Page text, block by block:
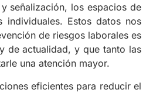
señalización, los espacios de
Estos datos nos
de riesgos laborales es
de actualidad, y que tanto las
una atención mayor.
eficientes para reducir el